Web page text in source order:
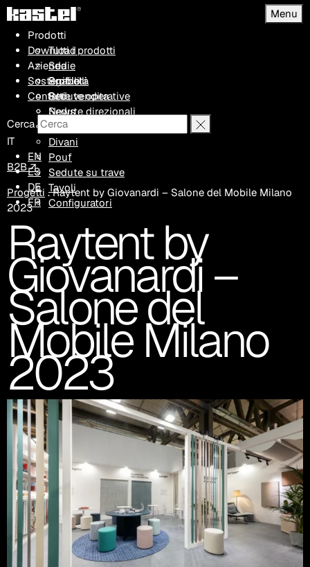
Menu
Prodotti
Tutti i prodotti
Sedie
Sgabelli
Sedute operative
Sedute direzionali
Poltrone
Divani
Pouf
Sedute su trave
Tavoli
Configuratori
Download
Azienda
Profilo
Rete vendita
News
Progetti
Sostenibilità
Contatti
Cerca
IT
EN
ES
DE
FR
B2B ↗
Progetti .Raytent by Giovanardi – Salone del Mobile Milano
2023
Raytent by
Giovanardi –
Salone del
Mobile Milano
2023